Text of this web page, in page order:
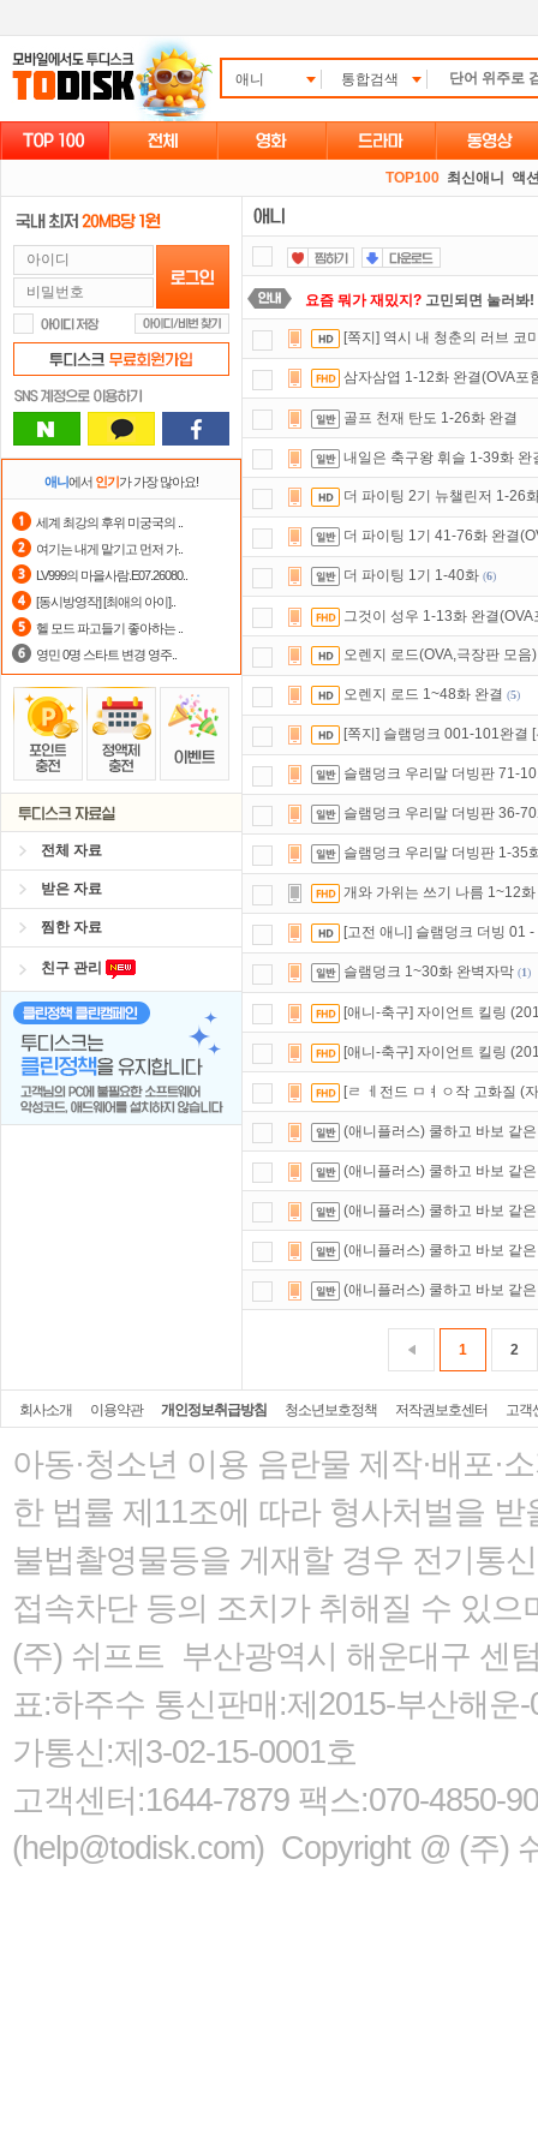
애니 통합검색
TOP100 최신애니 액
애니에서 인기가 가장 많아요!
세계 최강의 후위 미궁국의 ..
여기는 내게 맡기고 먼저 가..
LV999의 마을사람.E07.26080..
[동시방영작] [최애의 아이]..
헬 모드 파고들기 좋아하는 ..
영민 0명 스타트 변경 영주..
전체 자료
받은 자료
찜한 자료
친구 관리
요즘 뭐가 재밌지? 고민되면 눌러봐!
출석체크이벤트!매일매일 출석체
자녀보호기능으로 가족과 함께 투디
스마트TV 로 투디스크 영화,드라마,
포인트할인쿠폰 사용방법안내
댓글만 잘써도무료 포인트를 드립
숨어있는 카드 마일리지 조회하고
[쪽지] 역시 내 청춘의 러브 코
삼자삼엽 1-12화 완결(OVA포
골프 천재 탄도 1-26화 완결
내일은 축구왕 휘슬 1-39화 완
더 파이팅 2기 뉴챌린저 1-26
더 파이팅 1기 41-76화 완결
더 파이팅 1기 1-40화 (6)
그것이 성우 1-13화 완결(OVA
오렌지 로드(OVA,극장판 모음)
오렌지 로드 1~48화 완결 (5)
[쪽지] 슬램덩크 001-101완결
슬램덩크 우리말 더빙판 71-
슬램덩크 우리말 더빙판 36-
슬램덩크 우리말 더빙판 1-35
개와 가위는 쓰기 나름 1~12
[고전 애니] 슬램덩크 더빙 01 -
슬램덩크 1~30화 완벽자막 (1)
[애니-축구] 자이언트 킬링
[애니-축구] 자이언트 킬링
[ㄹ ㅔ전드 ㅁㅕㅇ작 고화질 (
(애니플러스) 쿨하고 바보 같
(애니플러스) 쿨하고 바보 같
(애니플러스) 쿨하고 바보 같
(애니플러스) 쿨하고 바보 같
(애니플러스) 쿨하고 바보 같
1 2
회사소개 이용약관 개인정보취급방침 청소년보호정책 저작권보호센터 고객
아동·청소년 이용 음란물 제작·배포·
한 법률 제11조에 따라 형사처벌을 받
불법촬영물등을 게재할 경우 전기통
접속차단 등의 조치가 취해질 수 있으
(주) 쉬프트 부산광역시 해운대구 센
표:하주수 통신판매:제2015-부산해
가통신:제3-02-15-0001호
고객센터:1644-7879 팩스:070-4850-
(help@todisk.com) Copyright @ (주)